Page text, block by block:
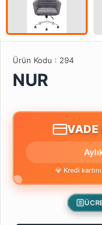
Ürün Kodu : 294
NUR
VADE
💎 Kredi